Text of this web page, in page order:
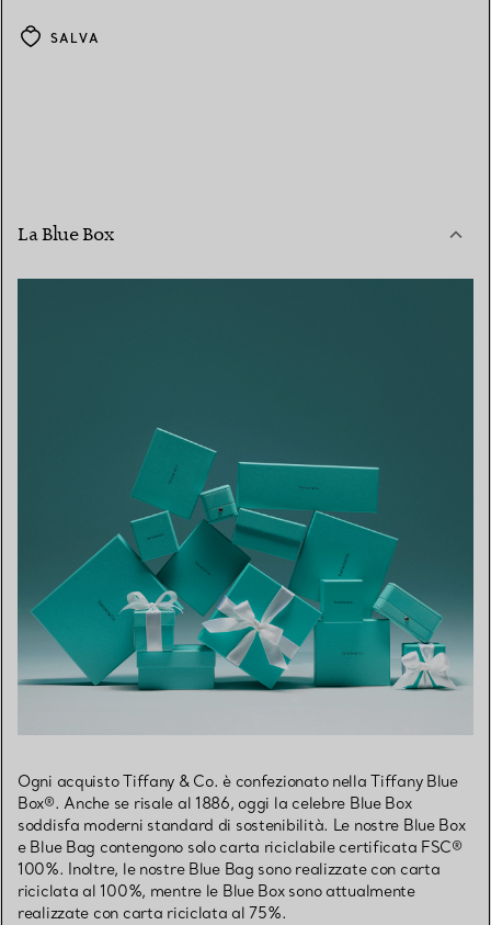
SALVA
La Blue Box
Ogni acquisto Tiffany & Co. è confezionato nella Tiffany Blue
Box®. Anche se risale al 1886, oggi la celebre Blue Box
soddisfa moderni standard di sostenibilità. Le nostre Blue Box
e Blue Bag contengono solo carta riciclabile certificata FSC®
100%. Inoltre, le nostre Blue Bag sono realizzate con carta
riciclata al 100%, mentre le Blue Box sono attualmente
realizzate con carta riciclata al 75%.